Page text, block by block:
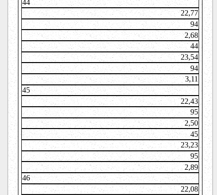
44
22,77
94
2,68
44
23,54
94
3,11
45
22,43
95
2,50
45
23,23
95
2,89
46
22,08